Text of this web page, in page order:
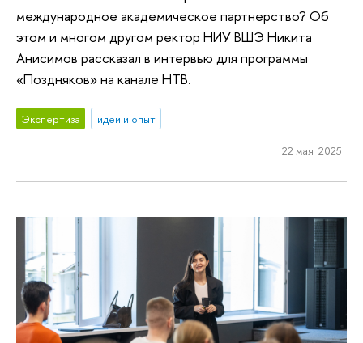
международное академическое партнерство? Об
этом и многом другом ректор НИУ ВШЭ Никита
Анисимов рассказал в интервью для программы
«Поздняков» на канале НТВ.
Экспертиза идеи и опыт
22 мая 2025